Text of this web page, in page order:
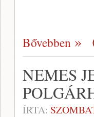
Bővebben
NEMES
ÍRTA: